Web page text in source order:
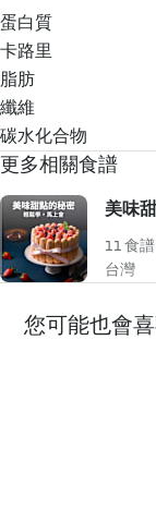
蛋白質
卡路里
脂肪
纖維
碳水化合物
更多相關食譜
美味
11 食譜
台灣
您可能也會